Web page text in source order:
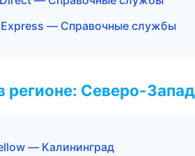
Express — Справочные службы
регионе: Северо-
— Калининград